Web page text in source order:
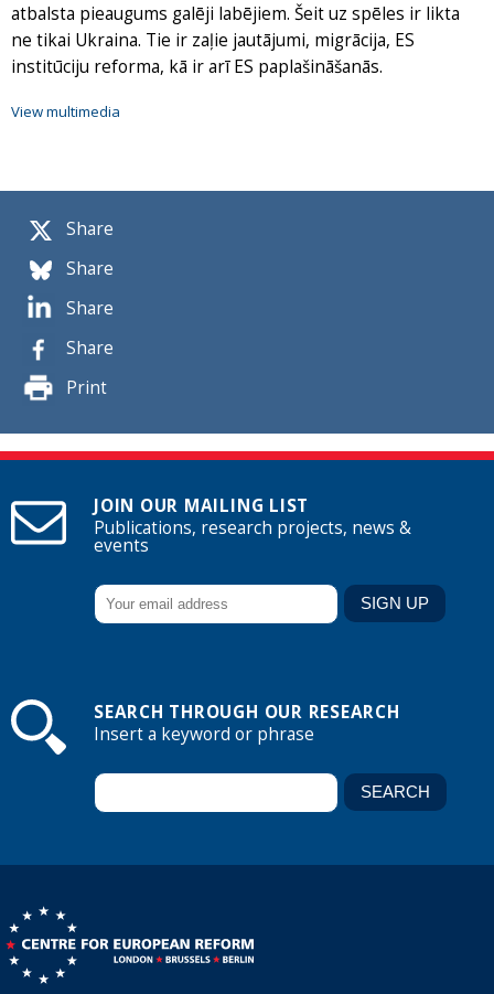
Share
Share
Share
Share
Print
atbalsta pieaugums galēji labējiem. Šeit uz spēles ir likta
ne tikai Ukraina. Tie ir zaļie jautājumi, migrācija, ES
institūciju reforma, kā ir arī ES paplašināšanās.
View multimedia
JOIN OUR MAILING LIST
Publications, research projects, news &
events
SEARCH THROUGH OUR RESEARCH
Insert a keyword or phrase